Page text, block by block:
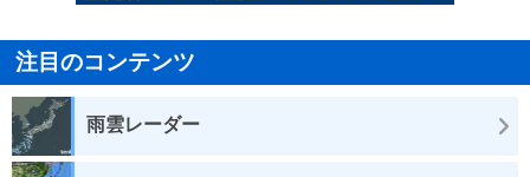
注目のコンテンツ
雨雲レーダー